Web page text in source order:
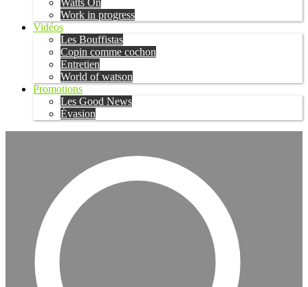
Watts On
Work in progress
Vidéos
Les Bouffistas
Copin comme cochon
Entretien
World of watson
Promotions
Les Good News
Évasion